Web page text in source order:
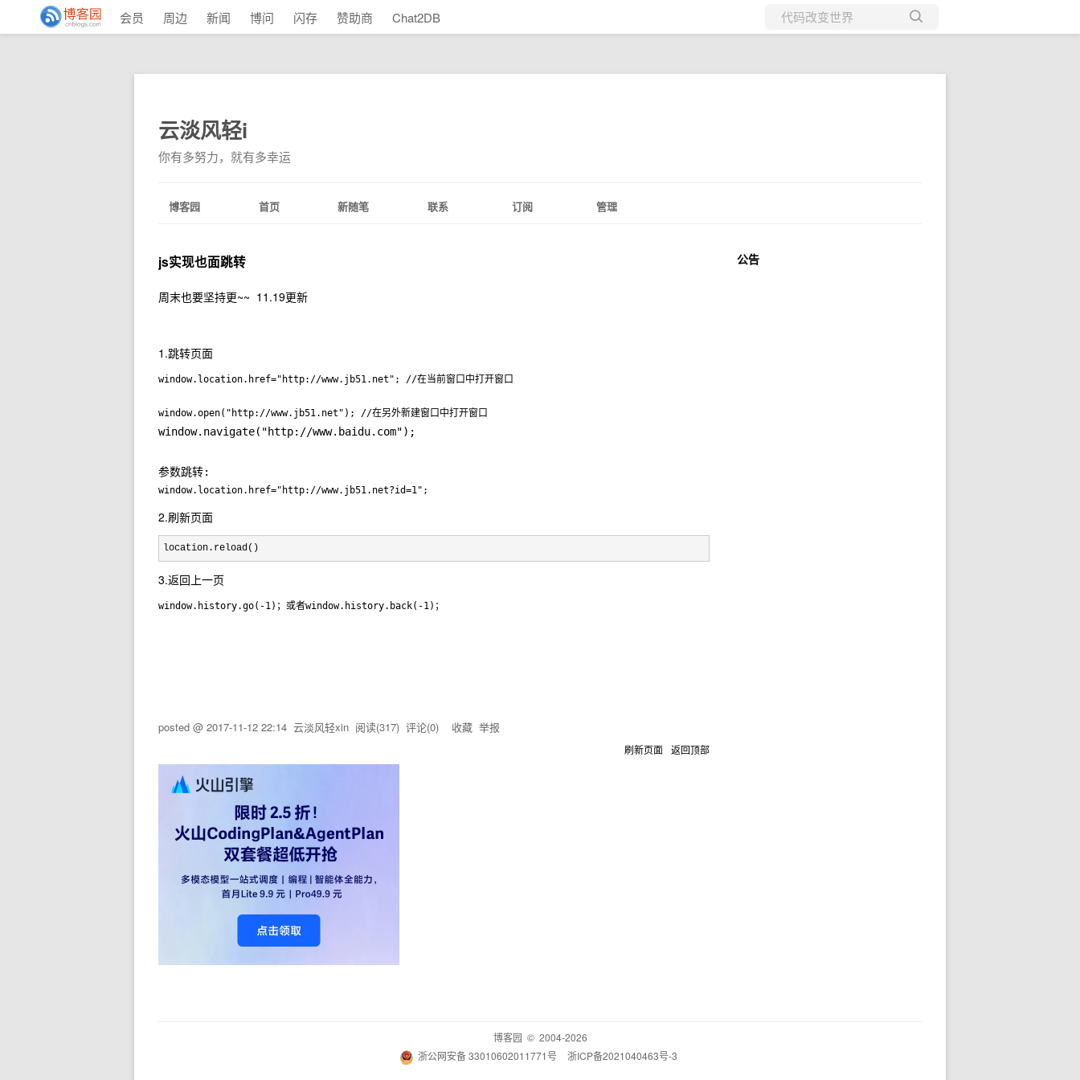
会员 周边 新闻 博问 闪存 赞助商 Chat2DB
当前博客
云淡风轻i
你有多努力，就有多幸运
博客园 首页 新随笔 联系 订阅 管理
js实现也面跳转
周末也要坚持更~~ 11.19更新
1.跳转页面
window.location.href="http://www.jb51.net"; //在当前窗口中打开窗口
window.open("http://www.jb51.net"); //在另外新建窗口中打开窗口
window.navigate("http://www.baidu.com");
参数跳转:
window.location.href="http://www.jb51.net?id=1";
2.刷新页面
location.reload()
3.返回上一页
posted @ 2017-11-12 22:14 云淡风轻xin 阅读(317) 评论(0) 收藏 举报
刷新页面 返回顶部
公告
博客园 © 2004-2026
浙公网安备 33010602011771号
浙ICP备2021040463号-3